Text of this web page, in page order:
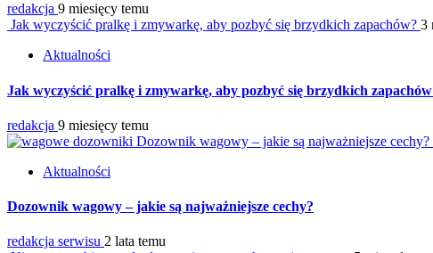
redakcja 9 miesięcy temu
Jak wyczyścić pralkę i zmywarkę, aby pozbyć się brzydkich zapachów? 3
Aktualności
Jak wyczyścić pralkę i zmywarkę, aby pozbyć się brzydkich
redakcja 9 miesięcy temu
Dozownik wagowy – jakie są najważniejsze cechy?
Aktualności
Dozownik wagowy – jakie są najważniejsze cechy?
redakcja serwisu 2 lata temu